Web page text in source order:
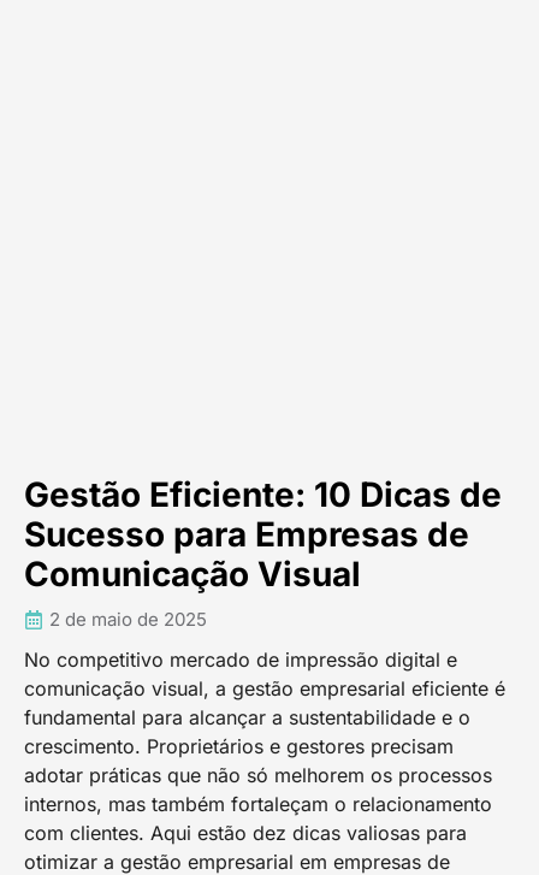
Gestão Eficiente: 10 Dicas de
Sucesso para Empresas de
Comunicação Visual
2 de maio de 2025
No competitivo mercado de impressão digital e
comunicação visual, a gestão empresarial eficiente é
fundamental para alcançar a sustentabilidade e o
crescimento. Proprietários e gestores precisam
adotar práticas que não só melhorem os processos
internos, mas também fortaleçam o relacionamento
com clientes. Aqui estão dez dicas valiosas para
otimizar a gestão empresarial em empresas de